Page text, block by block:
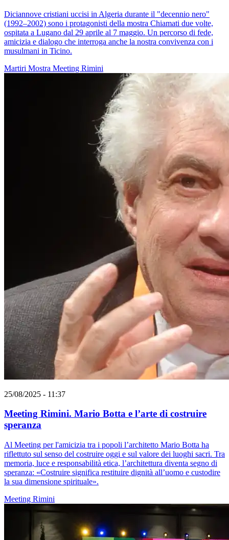
Diciannove cristiani uccisi in Algeria durante il "decennio nero"
(1992–2002) sono i protagonisti della mostra Chiamati due volte,
ospitata a Lugano dal 29 aprile al 7 maggio. Un percorso di fede,
amicizia e dialogo che interroga anche la nostra convivenza con i
musulmani in Ticino.
Martiri Mostra Meeting Rimini
25/08/2025 - 11:37
Meeting Rimini. Mario Botta e l’arte di costruire
speranza
Al Meeting per l'amicizia tra i popoli l’architetto Mario Botta ha
riflettuto sul senso del costruire oggi e sul valore dei luoghi sacri. Tra
memoria, luce e responsabilità etica, l’architettura diventa segno di
speranza: «Costruire significa restituire dignità all’uomo e custodire
la sua dimensione spirituale».
Meeting Rimini